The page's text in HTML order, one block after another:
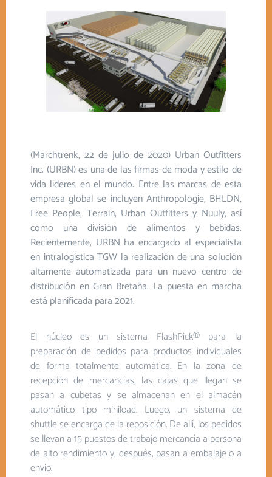
(Marchtrenk, 22 de julio de 2020) Urban Outfitters
Inc. (URBN) es una de las firmas de moda y estilo de
vida líderes en el mundo. Entre las marcas de esta
empresa global se incluyen Anthropologie, BHLDN,
Free People, Terrain, Urban Outfitters y Nuuly, así
como una división de alimentos y bebidas.
Recientemente, URBN ha encargado al especialista
en intralogística TGW la realización de una solución
altamente automatizada para un nuevo centro de
distribución en Gran Bretaña. La puesta en marcha
está planificada para 2021.
El núcleo es un sistema FlashPick® para la
preparación de pedidos para productos individuales
de forma totalmente automática. En la zona de
recepción de mercancías, las cajas que llegan se
pasan a cubetas y se almacenan en el almacén
automático tipo miniload. Luego, un sistema de
shuttle se encarga de la reposición. De allí, los pedidos
se llevan a 15 puestos de trabajo mercancía a persona
de alto rendimiento y, después, pasan a embalaje o a
envío.